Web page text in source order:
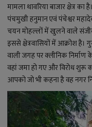
मामला थावरिया बाजार क्षेत्र
पंचमुखी हनुमान एवं पंचेश्वर
चयन मोहल्लों में खुलने वाले
इससे क्षेत्रवासियों में आक्रोश
वाली जगह पर क्लीनिक
वहां जमा हो गए और विरोध शुरू
आपको जो भी कहना है वह नगर